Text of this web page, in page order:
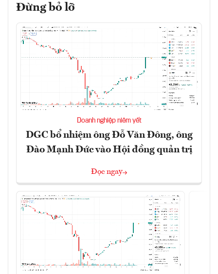
Đừng bỏ lỡ
Doanh nghiệp niêm yết
DGC bổ nhiệm ông Đỗ Văn Đông, ông
Đào Mạnh Đức vào Hội đồng quản trị
Đọc ngay